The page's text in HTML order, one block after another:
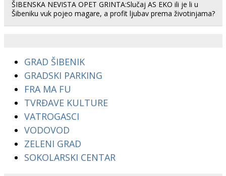
ŠIBENSKA NEVISTA OPET GRINTA:Slučaj AS EKO ili je li u
Šibeniku vuk pojeo magare, a profit ljubav prema životinjama?
GRAD ŠIBENIK
GRADSKI PARKING
FRA MA FU
TVRĐAVE KULTURE
VATROGASCI
VODOVOD
ZELENI GRAD
SOKOLARSKI CENTAR